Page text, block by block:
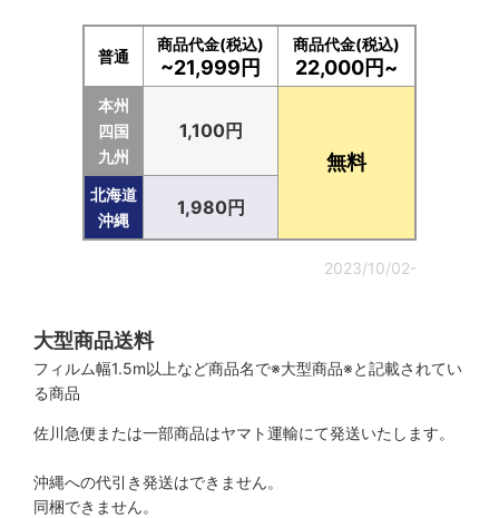
普通
商品代金(税込)
~21,999円
商品代金(税込)
22,000円~
本州
四国
九州
1,100円
無料
北海道
沖縄
1,980円
2023/10/02-
大型商品送料
フィルム幅1.5m以上など商品名で※大型商品※と記載されてい
る商品
佐川急便または一部商品はヤマト運輸にて発送いたします。
沖縄への代引き発送はできません。
同梱できません。